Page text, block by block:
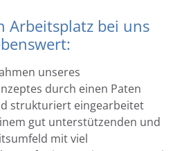
Arbeitsplatz bei uns
unseres
durch einen Paten
strukturiert eingearbeitet
gut unterstützenden und
mit viel